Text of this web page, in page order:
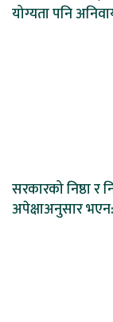
योग्यता पनि
सरकारको निष्ठा
अपेक्षाअनुसार